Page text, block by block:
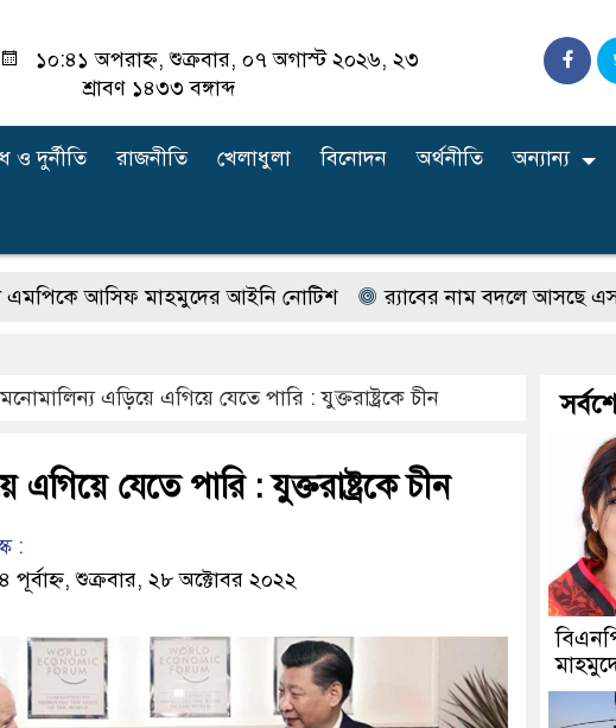
১০:৪১ অপরাহ্ন, শুক্রবার, ০৭ অগাস্ট ২০২৬, ২৩
শ্রাবণ ১৪৩৩ বঙ্গাব্দ
‍ও দুর্নীতি রাজনীতি খেলাধুলা বিনোদন অর্থনীতি অন্যান্য
আসিফ মাহমুদের আইনি নোটিশ র‍্যাবের নাম বদলে আসছে এসআরবি
মনোমালিন্য এড়িয়ে এগিয়ে যেতে পারি : যুক্তরাষ্ট্রকে চীন
যেতে পারি : যুক্তরাষ্ট্রকে চীন
:
শুক্রবার, ২৮ অক্টোবর ২০২২